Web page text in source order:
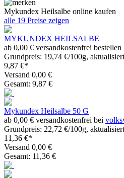
Mykundex Heilsalbe online kaufen
alle 19 Preise zeigen
MYKUNDEX HEILSALBE
ab 0,00 € versandkostenfrei bestellen
Grundpreis: 19,74 €/100g,
9,87 €*
Versand 0,00 €
Gesamt: 9,87 €
Mykundex Heilsalbe 50 G
ab 0,00 € versandkostenfrei bei
Grundpreis: 22,72 €/100g,
11,36 €*
Versand 0,00 €
Gesamt: 11,36 €